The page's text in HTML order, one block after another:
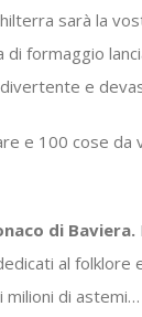
sarà la
formaggio
e
di Baviera.
al folklore
milioni di